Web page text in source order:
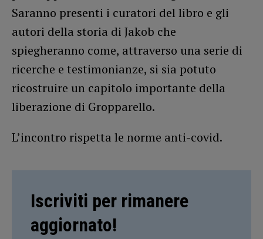
Saranno presenti i curatori del libro e gli
autori della storia di Jakob che
spiegheranno come, attraverso una serie di
ricerche e testimonianze, si sia potuto
ricostruire un capitolo importante della
liberazione di Gropparello.
L’incontro rispetta le norme anti-covid.
Iscriviti per rimanere
aggiornato!